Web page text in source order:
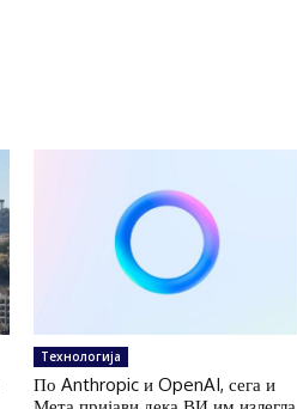
Технологија
По Anthropic и OpenAI, сега и